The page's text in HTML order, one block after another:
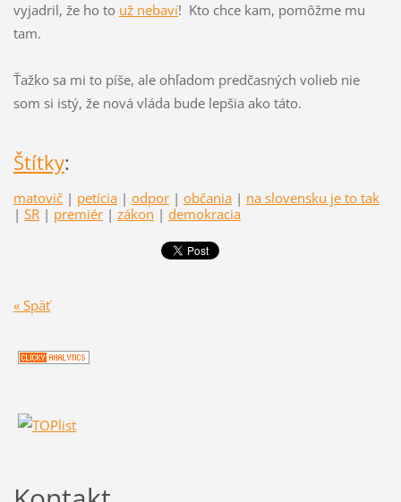
vyjadril, že ho to už nebaví! Kto chce kam, pomôžme mu
tam.
Ťažko sa mi to píše, ale ohľadom predčasných volieb nie
som si istý, že nová vláda bude lepšia ako táto.
Štítky:
matovič | petícia | odpor | občania | na slovensku je to tak
| SR | premiér | zákon | demokracia
« Späť